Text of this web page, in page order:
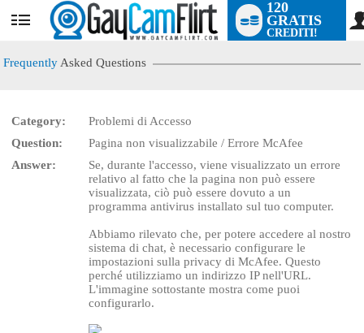
User
status
120
GRATIS
CREDITI!
Frequently Asked Questions
Category:
Problemi di Accesso
Question:
Pagina non visualizzabile / Errore McAfee
Answer:
Se, durante l'accesso, viene visualizzato un errore
relativo al fatto che la pagina non può essere
visualizzata, ciò può essere dovuto a un
programma antivirus installato sul tuo computer.
Abbiamo rilevato che, per potere accedere al nostro
sistema di chat, è necessario configurare le
impostazioni sulla privacy di McAfee. Questo
perché utilizziamo un indirizzo IP nell'URL.
L'immagine sottostante mostra come puoi
configurarlo.
LIMITED TIME OFFER!